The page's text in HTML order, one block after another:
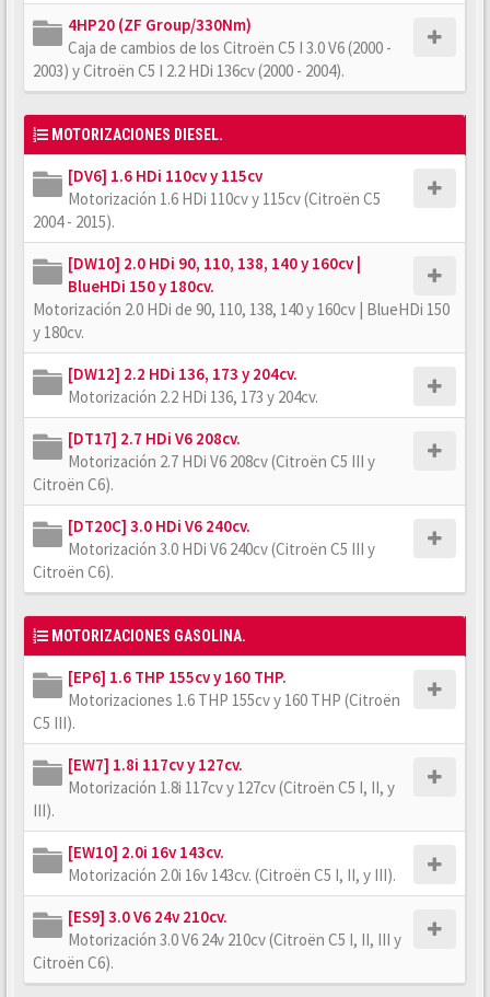
4HP20 (ZF Group/330Nm)
Caja de cambios de los Citroën C5 I 3.0 V6 (2000 -
2003) y Citroën C5 I 2.2 HDi 136cv (2000 - 2004).
MOTORIZACIONES DIESEL.
[DV6] 1.6 HDi 110cv y 115cv
Motorización 1.6 HDi 110cv y 115cv (Citroën C5
2004 - 2015).
[DW10] 2.0 HDi 90, 110, 138, 140 y 160cv |
BlueHDi 150 y 180cv.
Motorización 2.0 HDi de 90, 110, 138, 140 y 160cv | BlueHDi 150
y 180cv.
[DW12] 2.2 HDi 136, 173 y 204cv.
Motorización 2.2 HDi 136, 173 y 204cv.
[DT17] 2.7 HDi V6 208cv.
Motorización 2.7 HDi V6 208cv (Citroën C5 III y
Citroën C6).
[DT20C] 3.0 HDi V6 240cv.
Motorización 3.0 HDi V6 240cv (Citroën C5 III y
Citroën C6).
MOTORIZACIONES GASOLINA.
[EP6] 1.6 THP 155cv y 160 THP.
Motorizaciones 1.6 THP 155cv y 160 THP (Citroën
C5 III).
[EW7] 1.8i 117cv y 127cv.
Motorización 1.8i 117cv y 127cv (Citroën C5 I, II, y
III).
[EW10] 2.0i 16v 143cv.
Motorización 2.0i 16v 143cv. (Citroën C5 I, II, y III).
[ES9] 3.0 V6 24v 210cv.
Motorización 3.0 V6 24v 210cv (Citroën C5 I, II, III y
Citroën C6).